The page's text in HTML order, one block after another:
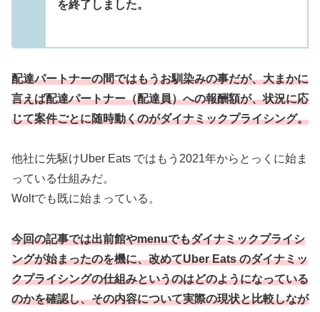
を終了しました。
配達パートナーの間ではもうお馴染みの事だが、大まかに
言えば配達パートナー（配達員）への報酬額が、状況に応
じて案件ごとに随時動くのがダイナミックプライシング。
他社に先駆けUber Eats ではもう2021年からとっくに始ま
っている仕組みだ。
Woltでも既に始まっている。
今回の記事では出前館やmenuでもダイナミックプライシ
ングが始まったのを機に、改めてUber Eats のダイナミッ
クプライシングの仕組みというのはどのようになっている
のかを確認し、その内容について実際の現状と比較しなが